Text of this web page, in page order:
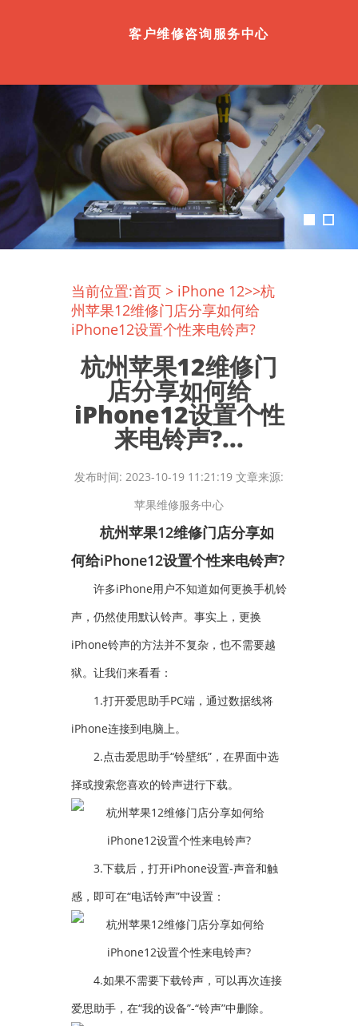
客户维修咨询服务中心
当前位置:首页 > iPhone 12>>杭
州苹果12维修门店分享如何给
iPhone12设置个性来电铃声?
杭州苹果12维修门
店分享如何给
iPhone12设置个性
来电铃声?...
发布时间: 2023-10-19 11:21:19 文章来源:
苹果维修服务中心
杭州苹果12维修门店分享如
何给iPhone12设置个性来电铃声?
许多iPhone用户不知道如何更换手机铃
声，仍然使用默认铃声。事实上，更换
iPhone铃声的方法并不复杂，也不需要越
狱。让我们来看看：
1.打开爱思助手PC端，通过数据线将
iPhone连接到电脑上。
2.点击爱思助手“铃壁纸”，在界面中选
择或搜索您喜欢的铃声进行下载。
3.下载后，打开iPhone设置-声音和触
感，即可在“电话铃声”中设置：
4.如果不需要下载铃声，可以再次连接
爱思助手，在“我的设备”-“铃声”中删除。